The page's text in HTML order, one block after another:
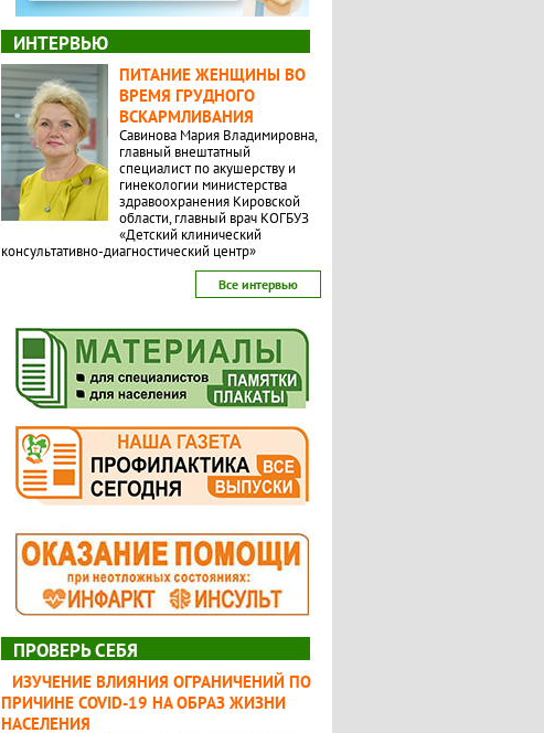
ИНТЕРВЬЮ
ПИТАНИЕ ЖЕНЩИНЫ ВО
ВРЕМЯ ГРУДНОГО
ВСКАРМЛИВАНИЯ
Савинова Мария Владимировна,
главный внештатный
специалист по акушерству и
гинекологии министерства
здравоохранения Кировской
области, главный врач КОГБУЗ
«Детский клинический
консультативно-диагностический центр»
Все интервью
ПРОВЕРЬ СЕБЯ
ИЗУЧЕНИЕ ВЛИЯНИЯ ОГРАНИЧЕНИЙ ПО
ПРИЧИНЕ COVID-19 НА ОБРАЗ ЖИЗНИ
НАСЕЛЕНИЯ